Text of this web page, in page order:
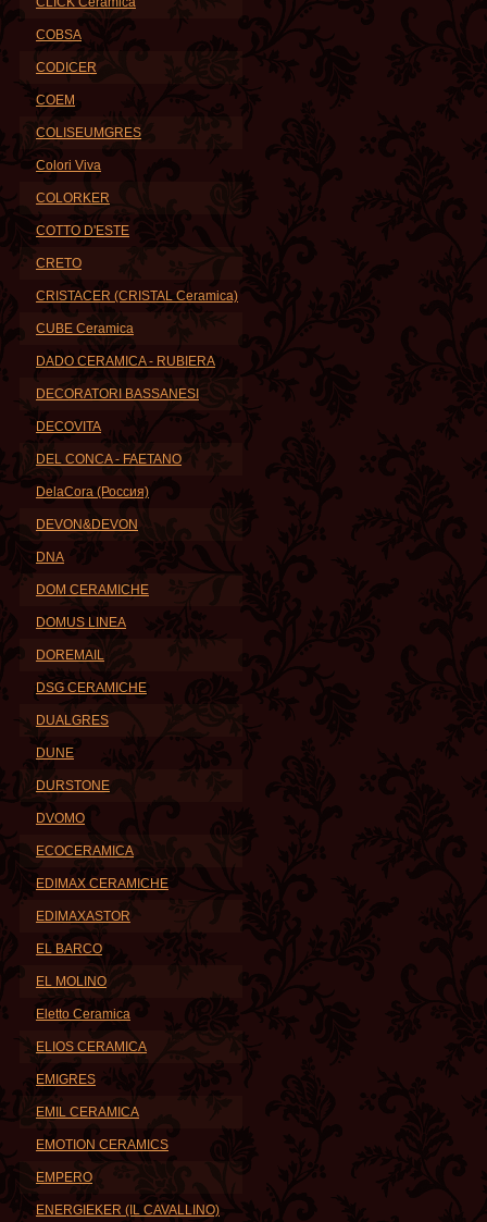
COBSA
CODICER
COEM
COLISEUMGRES
Colori Viva
COLORKER
COTTO D'ESTE
CRETO
CRISTACER (CRISTAL Ceramica)
CUBE Ceramica
DADO CERAMICA - RUBIERA
DECORATORI BASSANESI
DECOVITA
DEL CONCA - FAETANO
DelaCora (Россия)
DEVON&DEVON
DNA
DOM CERAMICHE
DOMUS LINEA
DOREMAIL
DSG CERAMICHE
DUALGRES
DUNE
DURSTONE
DVOMO
ECOCERAMICA
EDIMAX CERAMICHE
EDIMAXASTOR
EL BARCO
EL MOLINO
Eletto Ceramica
ELIOS CERAMICA
EMIGRES
EMIL CERAMICA
EMOTION CERAMICS
EMPERO
ENERGIEKER (IL CAVALLINO)